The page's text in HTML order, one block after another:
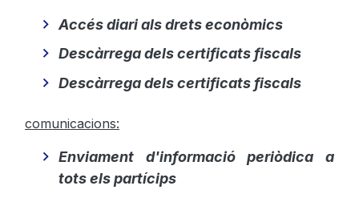
Accés diari als drets econòmics
Descàrrega dels certificats fiscals
Descàrrega dels certificats fiscals
comunicacions:
Enviament d'informació periòdica a
tots els partícips